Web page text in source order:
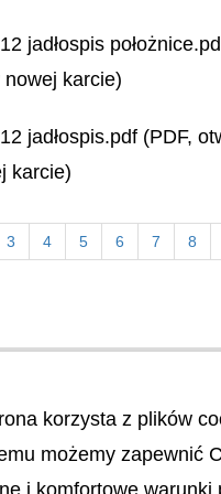
jadłospis
nowej karcie)
jadłospis.pdf (PDF,
karcie)
3 4 5 6 7 8
korzysta z plików
możemy zapewnić
i komfortowe warunki